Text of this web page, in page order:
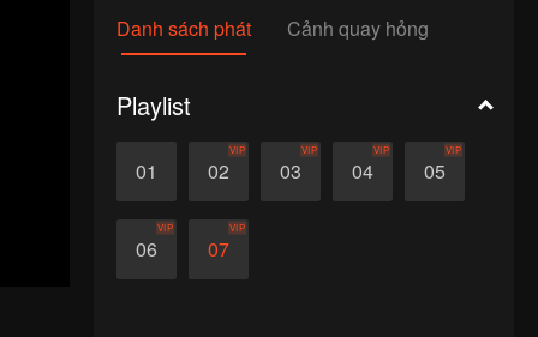
Danh sách phát Cảnh quay hỏng
Playlist
01 02
VIP
03
VIP
04
VIP
05
VIP
06
VIP
07
VIP